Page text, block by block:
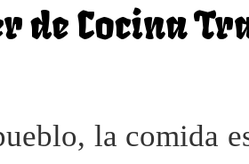
de Cocina
la comida